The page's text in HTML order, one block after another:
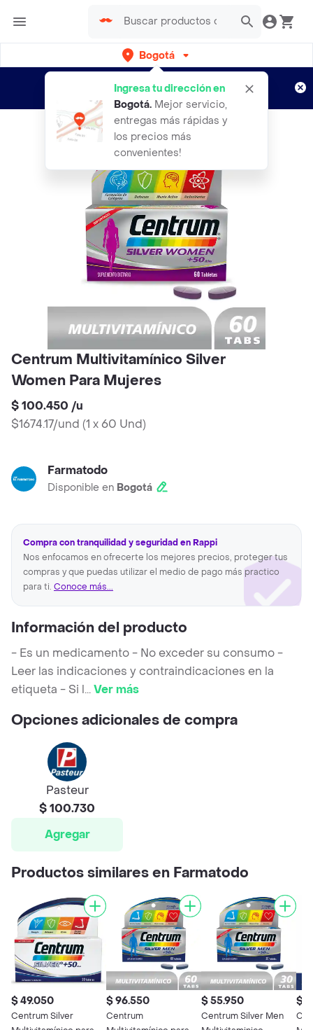
Bogotá
Ingresa tu dirección en
Bogotá. Mejor servicio,
entregas más rápidas y
los precios más
convenientes!
envíos gratis por semanas
Aplican TyC
Centrum Multivitamínico Silver
Women Para Mujeres
$ 100.450 /u
$1674.17/und (1 x 60 Und)
Farmatodo
Disponible en Bogotá
Compra con tranquilidad y seguridad en Rappi
Nos enfocamos en ofrecerte los mejores precios, proteger tus
compras y que puedas utilizar el medio de pago más practico
para ti. Conoce más...
Información del producto
- Es un medicamento - No exceder su consumo -
Leer las indicaciones y contraindicaciones en la
etiqueta - Si l...Ver más
Opciones adicionales de compra
Pasteur
$ 100.730
Agregar
Productos similares en Farmatodo
$ 49.050
Centrum Silver
$ 96.550
Centrum
$ 55.950
Centrum Silver Men
$